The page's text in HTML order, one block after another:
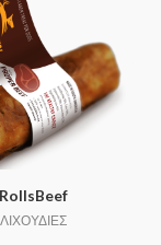
RollsBeef
ΛΙΧΟΥΔΙΕΣ